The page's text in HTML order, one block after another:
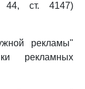
44, ст. 4147)
рекламы"
рекламных